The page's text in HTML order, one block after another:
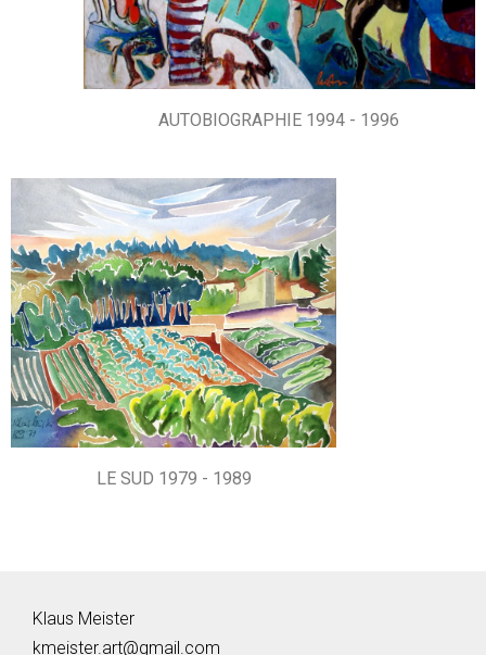
AUTOBIOGRAPHIE 1994 - 1996
LE SUD 1979 - 1989
Klaus Meister
kmeister.art@gmail.com